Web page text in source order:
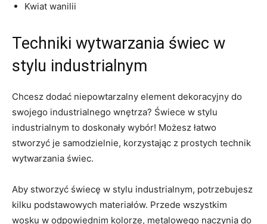
Kwiat wanilii
Techniki wytwarzania świec w
stylu industrialnym
Chcesz dodać niepowtarzalny element dekoracyjny do
swojego industrialnego‍ wnętrza? Świece⁣ w stylu
industrialnym to doskonały wybór! Możesz łatwo
stworzyć ⁢je samodzielnie, korzystając z prostych technik
wytwarzania świec.
Aby stworzyć świecę w stylu industrialnym, potrzebujesz
‍kilku podstawowych⁣ materiałów. Przede wszystkim
wosku w odpowiednim kolorze,​ metalowego naczynia do